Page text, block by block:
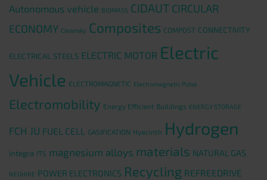
Autonomous vehicle BIOMASS CIDAUT CIRCULAR
ECONOMY Cleansky Composites COMPOST CONNECTIVITY
ELECTRICAL STEELS ELECTRIC MOTOR Electric
Vehicle ELECTROMAGNETIC Electromagnetic Pulse
Electromobility Energy Efficient Buildings ENERGY STORAGE
FCH JU FUEL CELL GASIFICATION Hyacinth Hydrogen
integra ITS magnesium alloys materials NATURAL GAS
NEOHIRE POWER ELECTRONICS Recycling REFREEDRIVE